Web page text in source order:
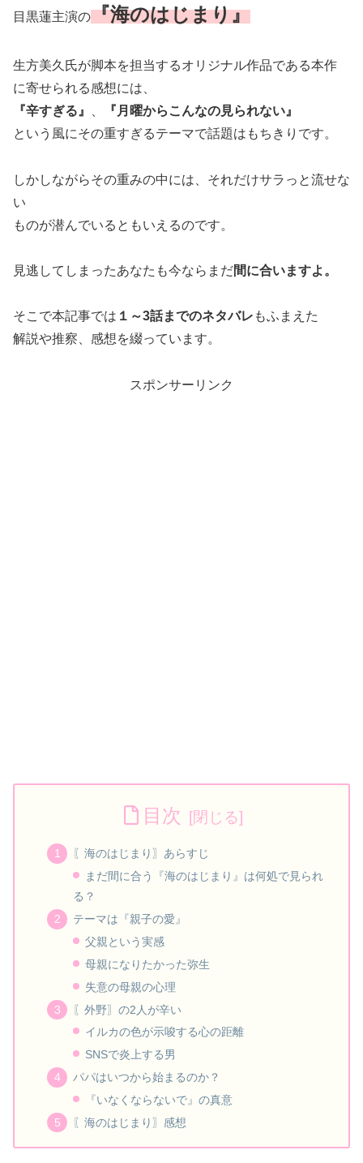
目黒蓮主演の『海のはじまり』
生方美久氏が脚本を担当するオリジナル作品である本作
に寄せられる感想には、
『辛すぎる』
『月曜からこんなの見られない』
という風にその重すぎるテーマで話題はもちきりです。
しかしながらその重みの中には、それだけサラっと流せな
い
ものが潜んでいるともいえるのです。
見逃してしまったあなたも今ならまだ間に合いますよ。
そこで本記事では １～3話までのネタバレ もふまえた
解説や推察、感想を綴っています。
スポンサーリンク
目次
〖海のはじまり〗あらすじ
まだ間に合う『海のはじまり』は何処で見られ
る？
テーマは『親子の愛』
父親という実感
母親になりたかった弥生
失意の母親の心理
〖外野〗の2人が辛い
イルカの色が示唆する心の距離
SNSで炎上する男
パパはいつから始まるのか？
『いなくならないで』の真意
〖海のはじまり〗感想